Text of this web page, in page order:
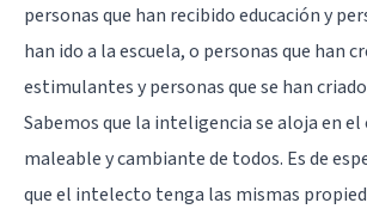
personas que han recibido educación y
han ido a la escuela, o personas que han
estimulantes ypersonas que se han
Sabemos que la inteligencia se aloja en
maleable y cambiante de todos. Es de
que el intelecto tenga las mismas